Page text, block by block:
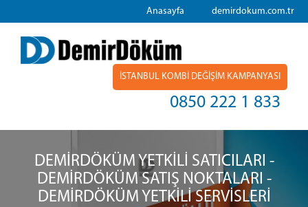
demirdokum.com.tr
Anasayfa
İSTANBUL KOMBİ DEĞİŞİM KAMPANYASI
0850 222 1 833
DEMİRDÖKÜM YETKİLİ SATICILARI -
DEMİRDÖKÜM SATIŞ NOKTALARI -
DEMİRDÖKÜM YETKİLİ SERVİSLERİ